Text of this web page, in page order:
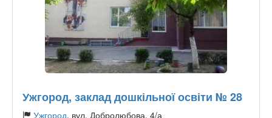
Ужгород, заклад дошкільної освіти № 28
Ужгород, вул. Добролюбова, 4/а